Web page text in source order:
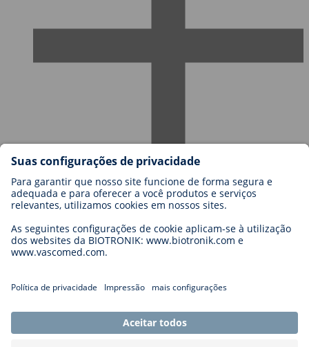
Carreiras na BIOTRONIK
Níveis de carreira
Candidatura
Oportunidades de carreira
Cookie Settings
Legal Disclaimer